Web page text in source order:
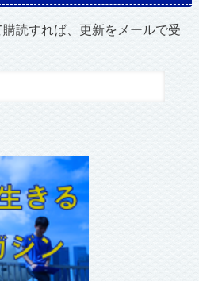
読すれば、更新をメールで受